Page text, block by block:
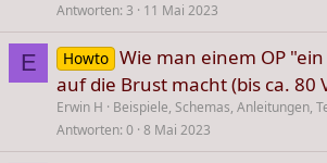
Antworten 3 11 Mai 2023
E Howto Wie man einem OP
auf die Brust macht (bis ca. 80
Erwin H
Beispiele, Schemas, Anleitungen,
Antworten 0 8 Mai 2023